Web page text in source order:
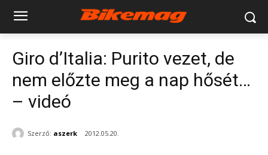
Giro d’Italia: Purito vezet, de
nem előzte meg a nap hősét…
– videó
Szerző: aszerk 2012.05.20.